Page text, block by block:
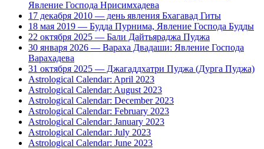
Явление Господа Нрисимхадева
17 декабря 2010 — день явления Бхагавад Гиты
18 мая 2019 — Будда Пурнима, Явление Господа Будды
22 октября 2025 — Бали Дайтьяраджа Пуджа
30 января 2026 — Вараха Двадаши: Явление Господа
Варахадева
31 октября 2025 — Джагаддхатри Пуджа (Дурга Пуджа)
Astrological Calendar: April 2023
Astrological Calendar: August 2023
Astrological Calendar: December 2023
Astrological Calendar: February 2023
Astrological Calendar: January 2023
Astrological Calendar: July 2023
Astrological Calendar: June 2023